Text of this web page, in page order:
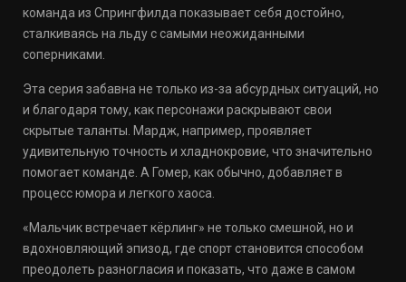
команда из Спрингфилда показывает себя достойно,
сталкиваясь на льду с самыми неожиданными
соперниками.
Эта серия забавна не только из-за абсурдных ситуаций, но
и благодаря тому, как персонажи раскрывают свои
скрытые таланты. Мардж, например, проявляет
удивительную точность и хладнокровие, что значительно
помогает команде. А Гомер, как обычно, добавляет в
процесс юмора и легкого хаоса.
«Мальчик встречает кёрлинг» не только смешной, но и
вдохновляющий эпизод, где спорт становится способом
преодолеть разногласия и показать, что даже в самом